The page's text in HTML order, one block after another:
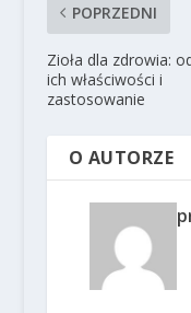
POPRZEDNI
Zioła dla zdrowia:
ich właściwości i
zastosowanie
O AUTORZE